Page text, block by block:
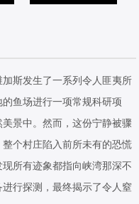
rtin
2022/欧美地区
斯发生了一系列令人匪夷所
鱼场进行一项常规科研项
景中。然而，这份宁静被骤
个村庄陷入前所未有的恐慌
所有迹象都指向峡湾那深不
行探测，最终揭示了令人窒